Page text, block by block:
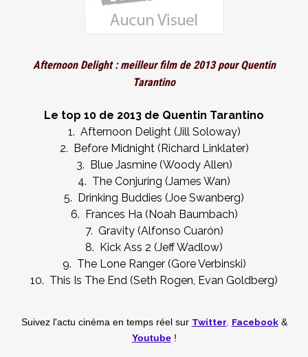
Afternoon Delight : meilleur film de 2013 pour Quentin
Tarantino
Le top 10 de 2013 de Quentin Tarantino
1. Afternoon Delight (Jill Soloway)
2. Before Midnight (Richard Linklater)
3. Blue Jasmine (Woody Allen)
4. The Conjuring (James Wan)
5. Drinking Buddies (Joe Swanberg)
6. Frances Ha (Noah Baumbach)
7. Gravity (Alfonso Cuarón)
8. Kick Ass 2 (Jeff Wadlow)
9. The Lone Ranger (Gore Verbinski)
10. This Is The End (Seth Rogen, Evan Goldberg)
Suivez l'actu cinéma en temps réel sur Twitter Facebook&
Youtube!